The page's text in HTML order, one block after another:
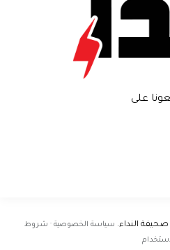
على
صحيفة النداء. سياسة الخصوصية · شروط